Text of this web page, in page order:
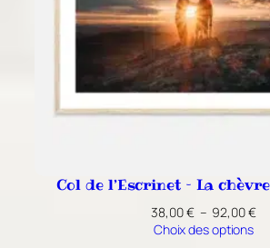
Col de l’Escrinet – La
38,00€ – 92,00€
Choix des options